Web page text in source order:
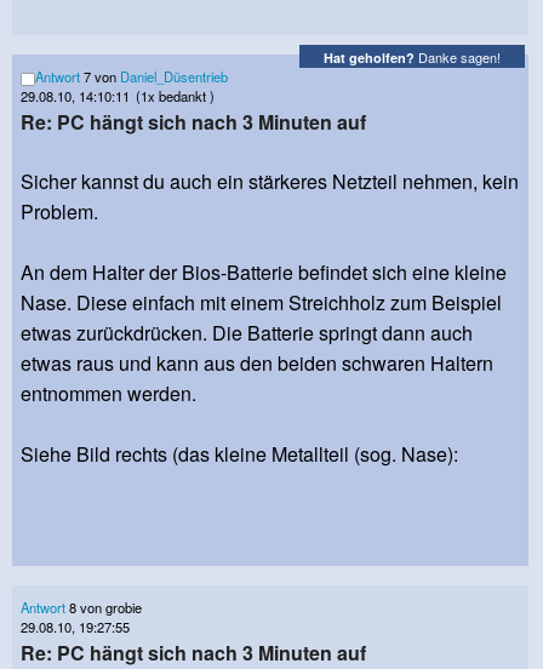
Hat geholfen? Danke sagen!
Antwort7 von Daniel_Düsentrieb
29.08.10, 14:10:11 (1x bedankt )
Re: PC hängt sich nach 3 Minuten auf
Sicher kannst du auch ein stärkeres Netzteil nehmen, kein
Problem.
An dem Halter der Bios-Batterie befindet sich eine kleine
Nase. Diese einfach mit einem Streichholz zum Beispiel
etwas zurückdrücken. Die Batterie springt dann auch
etwas raus und kann aus den beiden schwaren Haltern
entnommen werden.
Siehe Bild rechts (das kleine Metallteil (sog. Nase):
Antwort8 von grobie
29.08.10, 19:27:55
Re: PC hängt sich nach 3 Minuten auf